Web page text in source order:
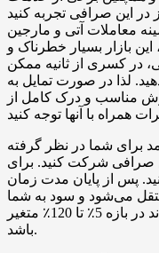
معاملات آتی و مارجین
بازار بسیار خطرناک و
در کسری از ثانیه ممکن
لذا در صورت تمایل به
مناسب و درک کامل از
برای شما در نظر گرفته
صرافی شرکت کنید. برای
پس از پایان مدت زمان
می‌شود و سود به شما
بازگردانده می‌شود. سود سالانه می‌تواند در بازه 5٪ تا 120٪ متغیر
باشد.